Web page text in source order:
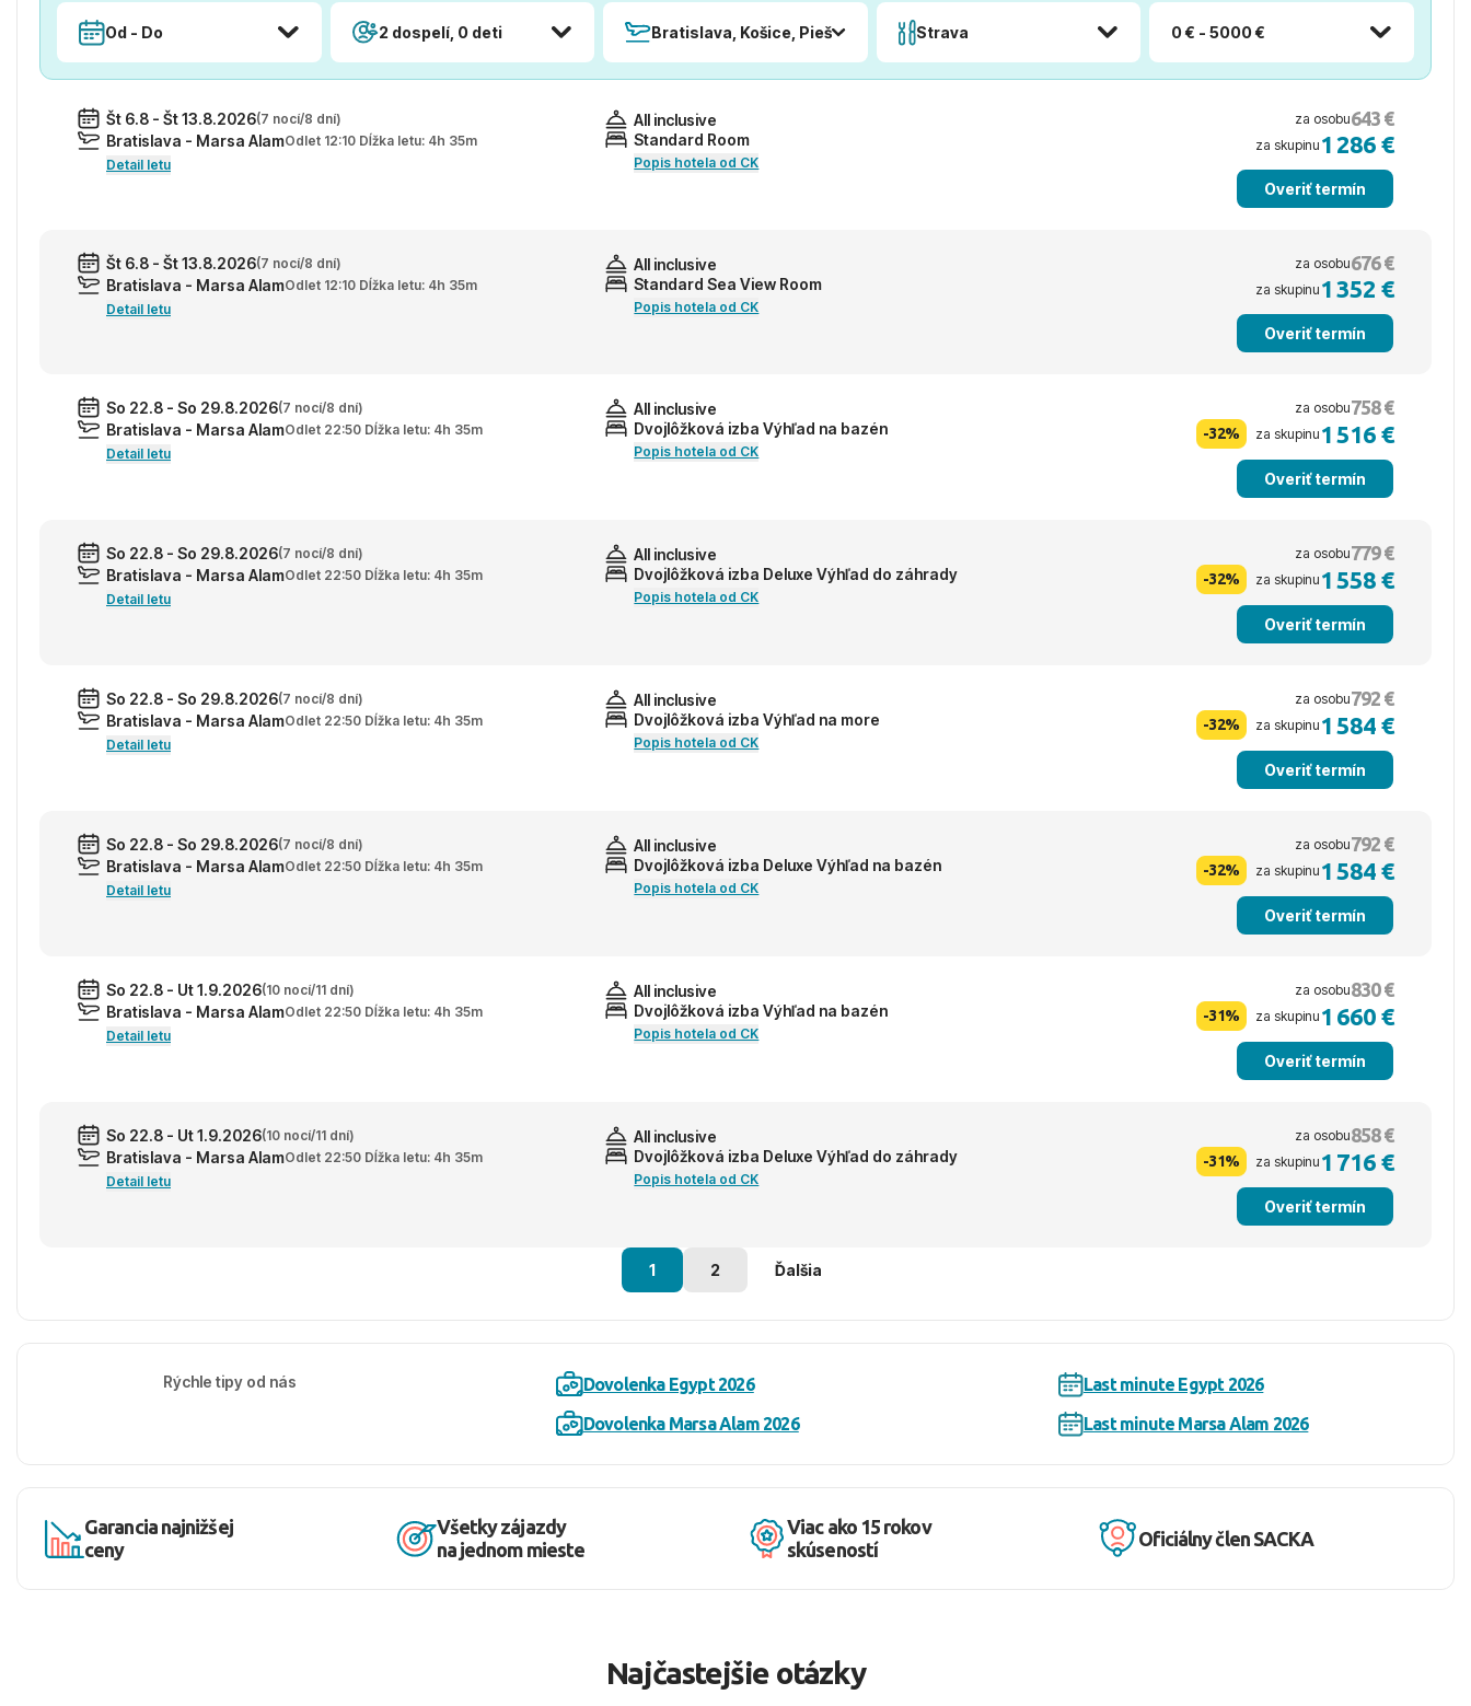
Od - Do 2 dospelí, 0 deti Bratislava, Košice, Piešťany, PopradStrava 0 € - 5000 €
Št 6.8 - Št 13.8.2026(7 nocí/8 dní)
Bratislava - Marsa AlamOdlet 12:10 Dĺžka letu: 4h 35m
Detail letu
All inclusive
Standard Room
Popis hotela od CK
za osobu643 €
za skupinu 1 286 €
Overiť termín
Št 6.8 - Št 13.8.2026(7 nocí/8 dní)
Bratislava - Marsa AlamOdlet 12:10 Dĺžka letu: 4h 35m
Detail letu
All inclusive
Standard Sea View Room
Popis hotela od CK
za osobu676 €
za skupinu 1 352 €
Overiť termín
So 22.8 - So 29.8.2026(7 nocí/8 dní)
Bratislava - Marsa AlamOdlet 22:50 Dĺžka letu: 4h 35m
Detail letu
All inclusive
Dvojlôžková izba Výhľad na bazén
Popis hotela od CK
za osobu758 €
-32% za skupinu 1 516 €
Overiť termín
So 22.8 - So 29.8.2026(7 nocí/8 dní)
Bratislava - Marsa AlamOdlet 22:50 Dĺžka letu: 4h 35m
Detail letu
All inclusive
Dvojlôžková izba Deluxe Výhľad do záhrady
Popis hotela od CK
za osobu779 €
-32% za skupinu 1 558 €
Overiť termín
So 22.8 - So 29.8.2026(7 nocí/8 dní)
Bratislava - Marsa AlamOdlet 22:50 Dĺžka letu: 4h 35m
Detail letu
All inclusive
Dvojlôžková izba Výhľad na more
Popis hotela od CK
za osobu792 €
-32% za skupinu 1 584 €
Overiť termín
So 22.8 - So 29.8.2026(7 nocí/8 dní)
Bratislava - Marsa AlamOdlet 22:50 Dĺžka letu: 4h 35m
Detail letu
All inclusive
Dvojlôžková izba Deluxe Výhľad na bazén
Popis hotela od CK
za osobu792 €
-32% za skupinu 1 584 €
Overiť termín
So 22.8 - Ut 1.9.2026(10 nocí/11 dní)
Bratislava - Marsa AlamOdlet 22:50 Dĺžka letu: 4h 35m
Detail letu
All inclusive
Dvojlôžková izba Výhľad na bazén
Popis hotela od CK
za osobu830 €
-31% za skupinu 1 660 €
Overiť termín
So 22.8 - Ut 1.9.2026(10 nocí/11 dní)
Bratislava - Marsa AlamOdlet 22:50 Dĺžka letu: 4h 35m
Detail letu
All inclusive
Dvojlôžková izba Deluxe Výhľad do záhrady
Popis hotela od CK
za osobu858 €
-31% za skupinu 1 716 €
Overiť termín
1 2 Ďalšia
Rýchle tipy od nás Dovolenka Egypt 2026
Last minute Egypt 2026
Dovolenka Marsa Alam 2026
Last minute Marsa Alam 2026
Garancia najnižšej
ceny
Všetky zájazdy
na jednom mieste
Viac ako 15 rokov
skúseností
Oficiálny člen SACKA
Najčastejšie otázky